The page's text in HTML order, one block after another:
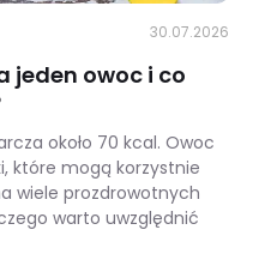
30.07.2026
jeden owoc i co
około 70 kcal. Owoc
które mogą korzystnie
wiele prozdrowotnych
warto uwzględnić